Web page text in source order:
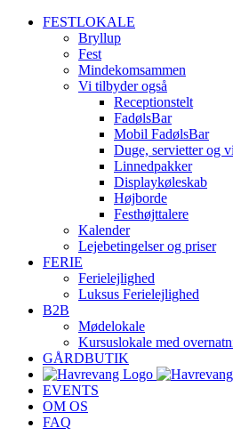
Skip
FESTLOKALE
Bryllup
Fest
Mindekomsammen
Vi tilbyder også
Receptionstelt
FadølsBar
Mobil FadølsBar
Duge, servietter og
Linnedpakker
Displaykøleskab
Højborde
Festhøjttalere
Kalender
Lejebetingelser og priser
FERIE
Ferielejlighed
Luksus Ferielejlighed
B2B
Mødelokale
Kursuslokale med
GÅRDBUTIK
EVENTS
OM OS
FAQ